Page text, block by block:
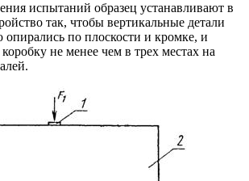
испытаний образец устанавливают в
так, чтобы вертикальные детали
опирались по плоскости и кромке, и
не менее чем в трех местах на